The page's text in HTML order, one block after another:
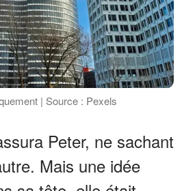
| Source : Pexels
Peter, ne sachant
Mais une idée